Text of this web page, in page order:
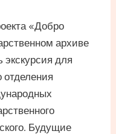
«Добро
архиве
экскурсия для
отделения
Будущие